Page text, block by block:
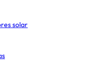
solar